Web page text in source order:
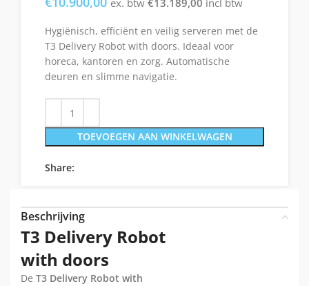
ex. btw €13.189,00 incl btw
Hygiënisch, efficiënt en veilig serveren met de
T3 Delivery Robot with doors. Ideaal voor
horeca, kantoren en zorg. Automatische
deuren en slimme navigatie.
TOEVOEGEN AAN WINKELWAGEN
Share:
Beschrijving
T3 Delivery Robot
with doors
De T3 Delivery Robot with